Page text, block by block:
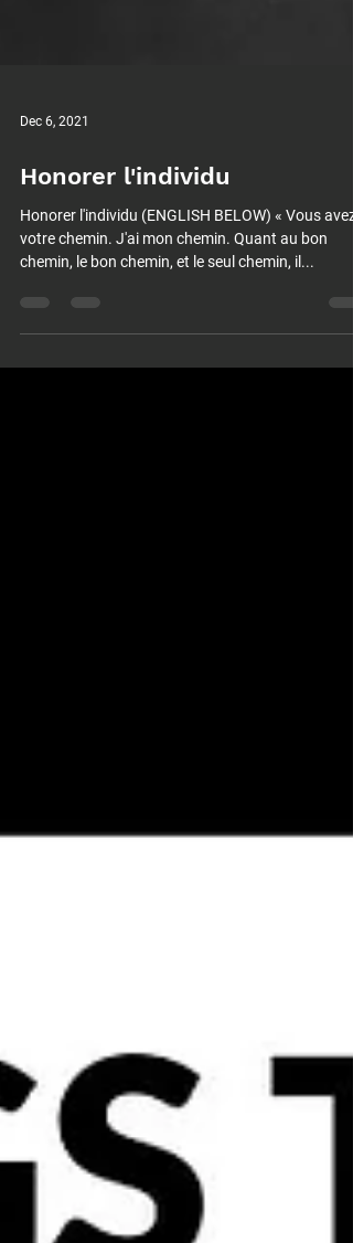
Honorer l'individu
Honorer l'individu (ENGLISH BELOW) « Vous avez
votre chemin. J'ai mon chemin. Quant au bon
chemin, le bon chemin, et le seul chemin, il...